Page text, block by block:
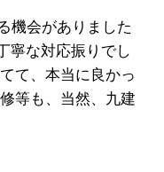
機会がありました
寧な対応振りでし
て、本当に良かっ
等も、当然、九建